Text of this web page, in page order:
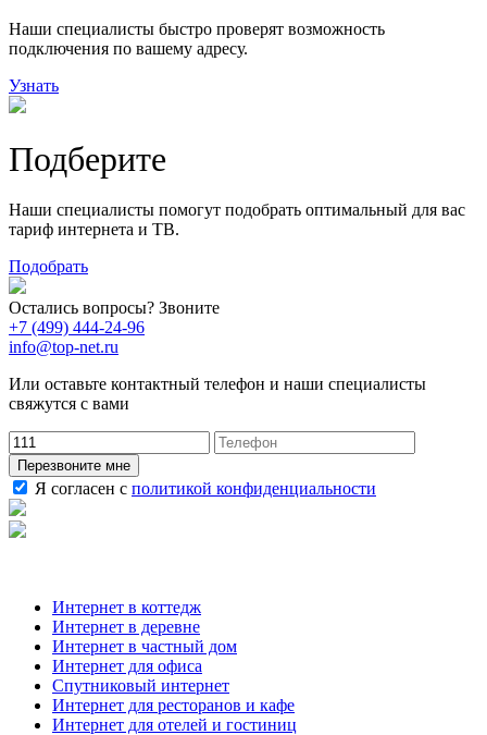
Наши специалисты быстро проверят возможность
подключения по вашему адресу.
Узнать
Подберите
Наши специалисты помогут подобрать оптимальный для вас
тариф интернета и ТВ.
Подобрать
Остались вопросы? Звоните
+7 (499) 444-24-96
info@top-net.ru
Или оставьте контактный телефон и наши специалисты
свяжутся с вами
Перезвоните мне
Я согласен с политикой конфиденциальности
Интернет в коттедж
Интернет в деревне
Интернет в частный дом
Интернет для офиса
Спутниковый интернет
Интернет для ресторанов и кафе
Интернет для отелей и гостиниц